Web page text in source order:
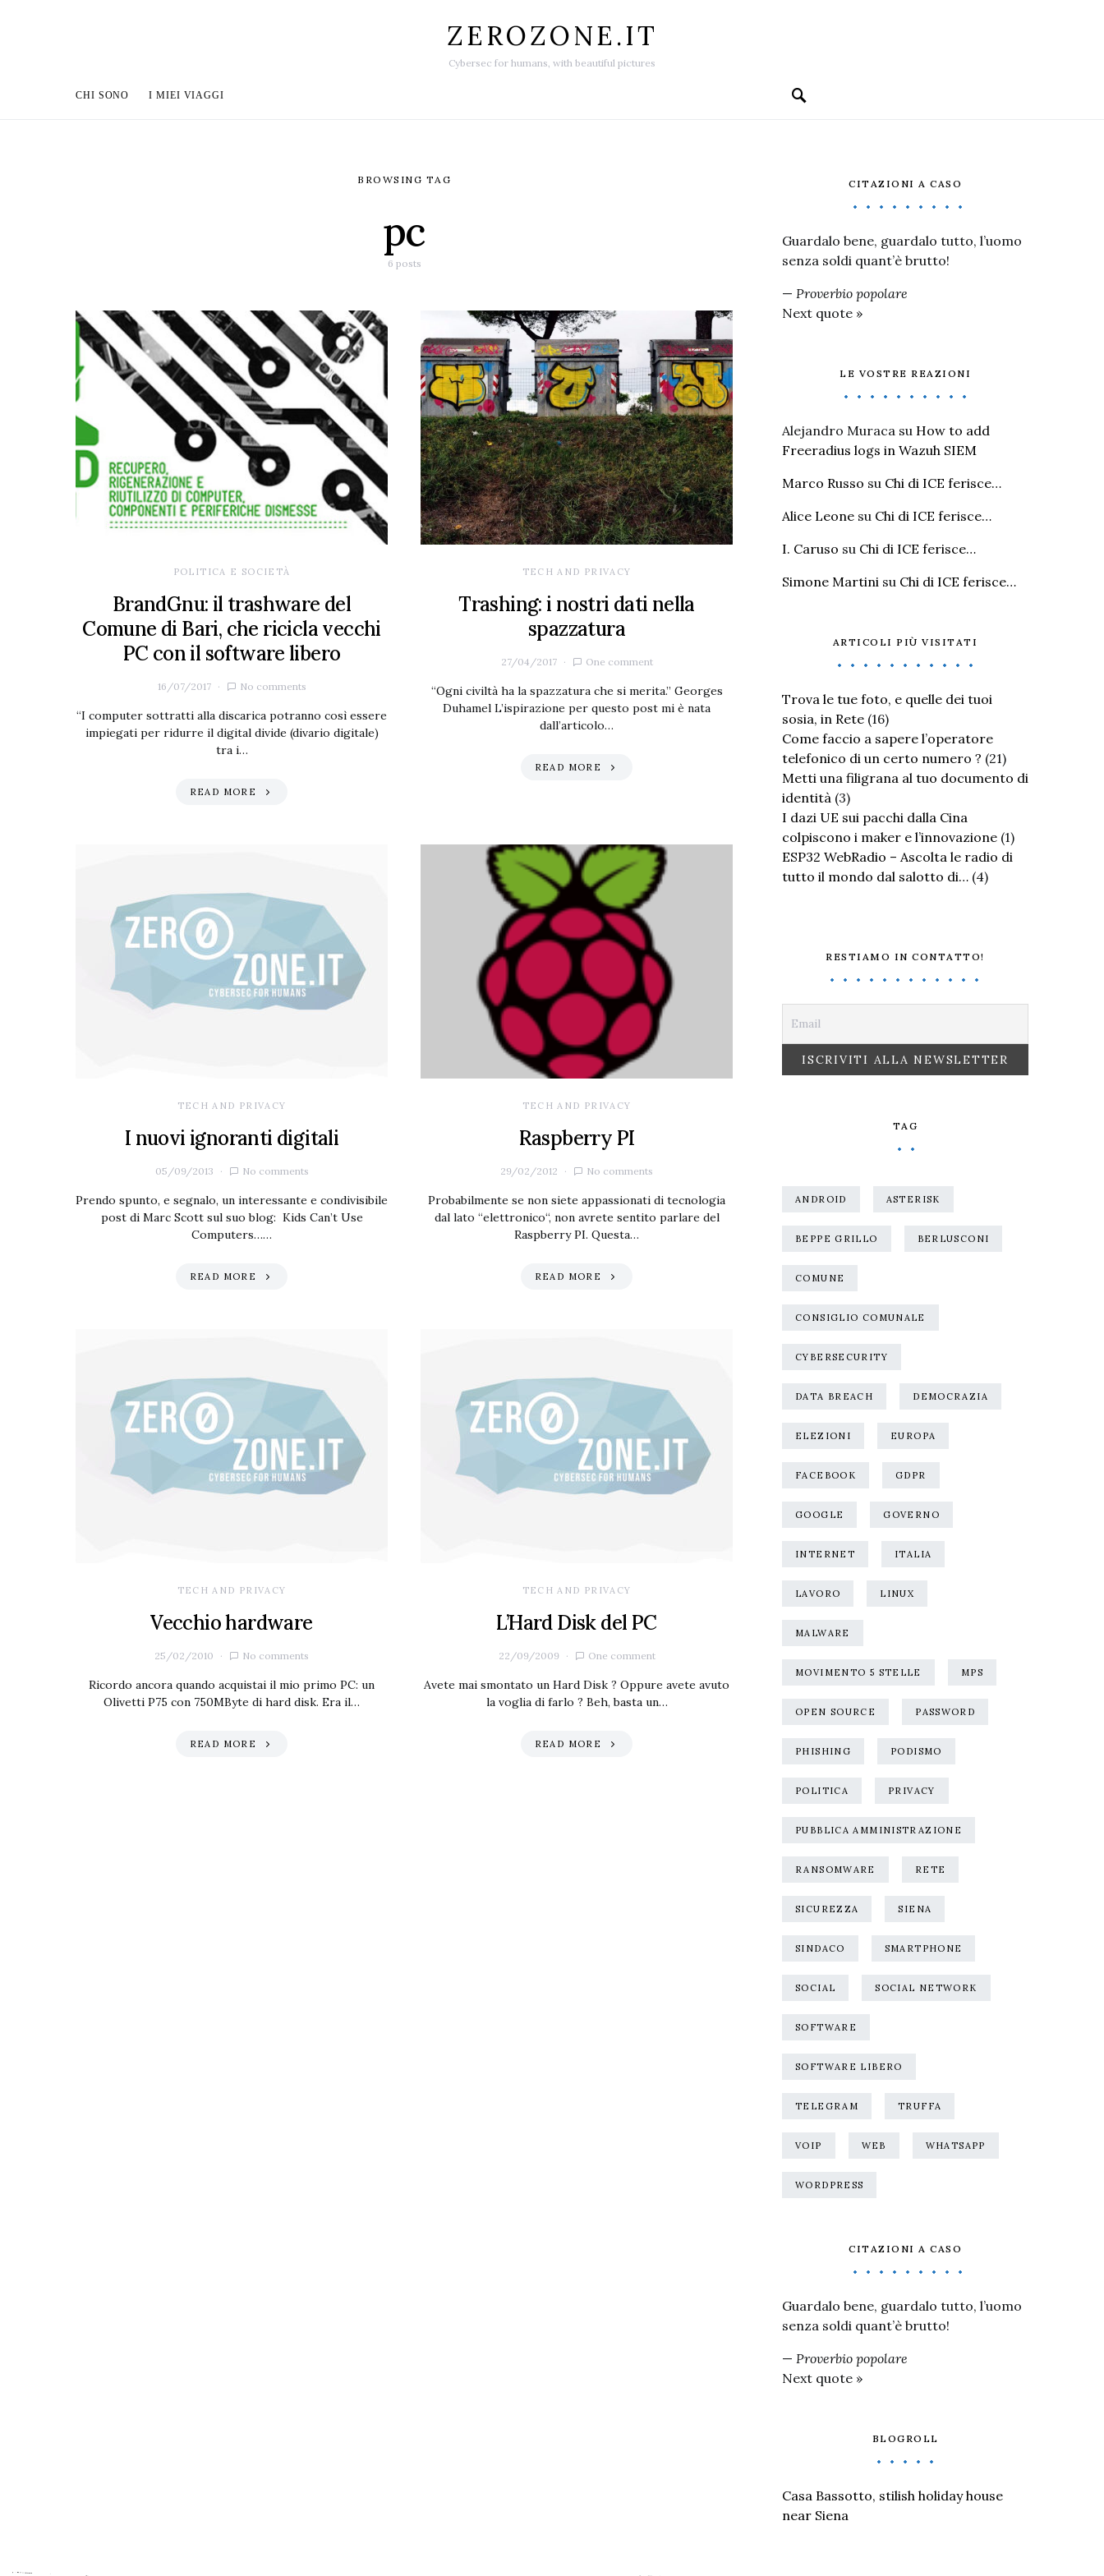
ZEROZONE.IT
Cybersec for humans, with beautiful pictures
CHI SONO I MIEI VIAGGI
BROWSING TAG
pc
6 posts
POLITICA E SOCIETÀ
BrandGnu: il trashware del
Comune di Bari, che ricicla vecchi
PC con il software libero
16/07/2017 No comments
“I computer sottratti alla discarica potranno così essere
impiegati per ridurre il digital divide (divario digitale)
tra i…
READ MORE
TECH AND PRIVACY
Trashing: i nostri dati nella
spazzatura
27/04/2017 One comment
“Ogni civiltà ha la spazzatura che si merita.” Georges
Duhamel L’ispirazione per questo post mi è nata
dall’articolo…
READ MORE
TECH AND PRIVACY
I nuovi ignoranti digitali
05/09/2013 No comments
Prendo spunto, e segnalo, un interessante e condivisibile
post di Marc Scott sul suo blog: Kids Can’t Use
Computers……
READ MORE
TECH AND PRIVACY
Raspberry PI
29/02/2012 No comments
Probabilmente se non siete appassionati di tecnologia
dal lato “elettronico“, non avrete sentito parlare del
Raspberry PI. Questa…
READ MORE
TECH AND PRIVACY
Vecchio hardware
25/02/2010 No comments
Ricordo ancora quando acquistai il mio primo PC: un
Olivetti P75 con 750MByte di hard disk. Era il…
READ MORE
TECH AND PRIVACY
L’Hard Disk del PC
22/09/2009 One comment
Avete mai smontato un Hard Disk ? Oppure avete avuto
la voglia di farlo ? Beh, basta un…
READ MORE
CITAZIONI A CASO
Guardalo bene, guardalo tutto, l’uomo
senza soldi quant’è brutto!
— Proverbio popolare
Next quote »
LE VOSTRE REAZIONI
Alejandro Muraca su How to add
Freeradius logs in Wazuh SIEM
Marco Russo su Chi di ICE ferisce…
Alice Leone su Chi di ICE ferisce…
I. Caruso su Chi di ICE ferisce…
Simone Martini su Chi di ICE ferisce…
ARTICOLI PIÙ VISITATI
Trova le tue foto, e quelle dei tuoi
sosia, in Rete (16)
Come faccio a sapere l’operatore
telefonico di un certo numero ? (21)
Metti una filigrana al tuo documento di
identità (3)
I dazi UE sui pacchi dalla Cina
colpiscono i maker e l’innovazione (1)
ESP32 WebRadio – Ascolta le radio di
tutto il mondo dal salotto di… (4)
RESTIAMO IN CONTATTO!
TAG
ANDROID ASTERISK
BEPPE GRILLO BERLUSCONI
COMUNE
CONSIGLIO COMUNALE
CYBERSECURITY
DATA BREACH DEMOCRAZIA
ELEZIONI EUROPA
FACEBOOK GDPR
GOOGLE GOVERNO
INTERNET ITALIA
LAVORO LINUX
MALWARE
MOVIMENTO 5 STELLE MPS
OPEN SOURCE PASSWORD
PHISHING PODISMO
POLITICA PRIVACY
PUBBLICA AMMINISTRAZIONE
RANSOMWARE RETE
SICUREZZA SIENA
SINDACO SMARTPHONE
SOCIAL SOCIAL NETWORK
SOFTWARE
SOFTWARE LIBERO
TELEGRAM TRUFFA
VOIP WEB WHATSAPP
WORDPRESS
CITAZIONI A CASO
Guardalo bene, guardalo tutto, l’uomo
senza soldi quant’è brutto!
— Proverbio popolare
Next quote »
BLOGROLL
Casa Bassotto, stilish holiday house
near Siena